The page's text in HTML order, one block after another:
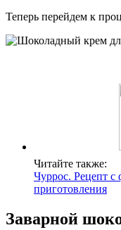
Теперь перейдем к
Читайте также:
Чуррос. Рецепт с
приготовления
Заварной